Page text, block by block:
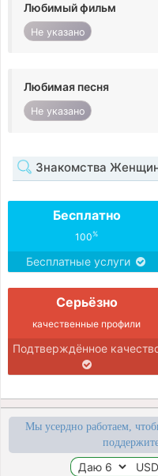
Любимый фильм
Не указано
Любимая песня
Не указано
Знакомства
Бесплатно
100%
Бесплатные услуги
Серьёзно
качественные профили
Подтверждённое
Мы усердно работаем,